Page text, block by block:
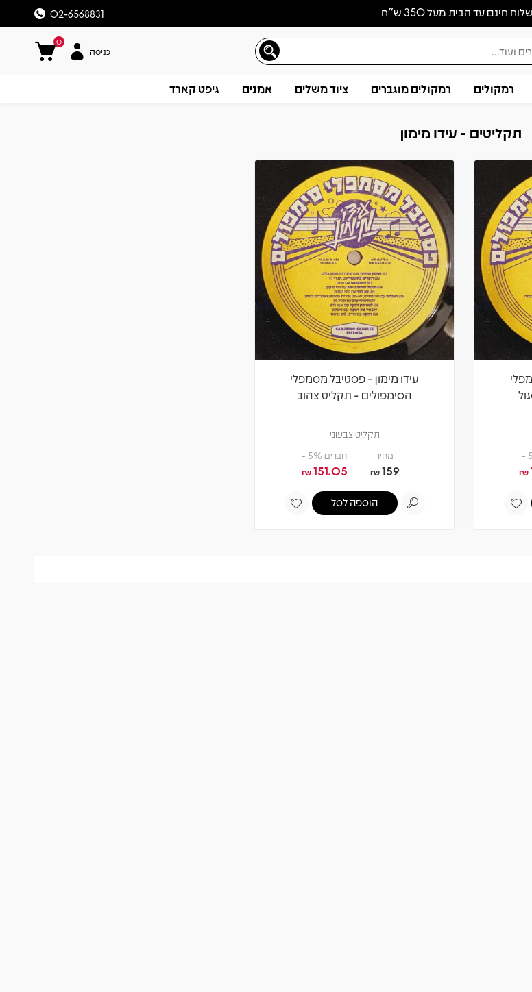
חינם עד הבית מעל 350 ש״ח 02-6568831
0
כניסה
רמקולים רמקולים מוגברים ציוד משלים אמנים גיפט קארד
תקליטים - עידו מימון
₪
עידו מימון - פסטיבל מסמפלי
הסימפולים - תקליט צהוב
תקליט צבעוני
מחיר
159
₪
חברים 5% -
151.05
₪
הוספה לסל